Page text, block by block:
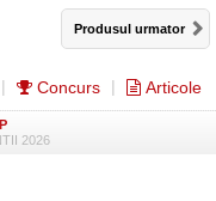
Produsul urmator
Concurs Articole
2026